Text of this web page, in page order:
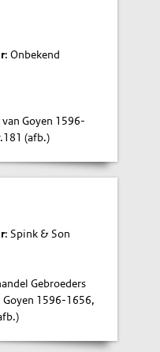
: Onbekend
van Goyen 1596-
(afb.)
: Spink & Son
Gebroeders
Goyen 1596-1656,